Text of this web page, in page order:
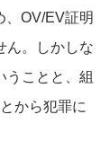
、OV/EV証明
ん。しかしな
うことと、組
から犯罪に